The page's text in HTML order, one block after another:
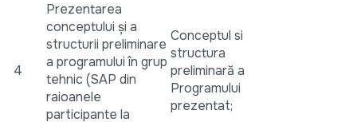
4
Prezentarea
conceptului și a
structurii preliminare
a programului în grup
tehnic (SAP din
raioanele
participante la
Conceptul si
structura
preliminară a
Programului
prezentat;